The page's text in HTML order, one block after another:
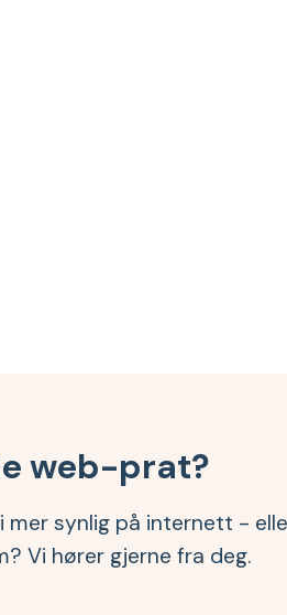
web-prat?
synlig på internett -
Vi hører gjerne fra deg.